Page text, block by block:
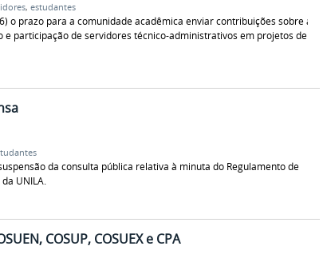
, estudantes
o prazo para a comunidade acadêmica enviar contribuições sobre a
e participação de servidores técnico-administrativos em projetos de
da consulta pública relativa à minuta do Regulamento de
UNILA.
COSUP, COSUEX e CPA